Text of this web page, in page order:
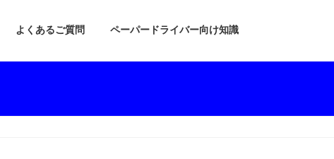
よくあるご質問 ペーパードライバー向け知識